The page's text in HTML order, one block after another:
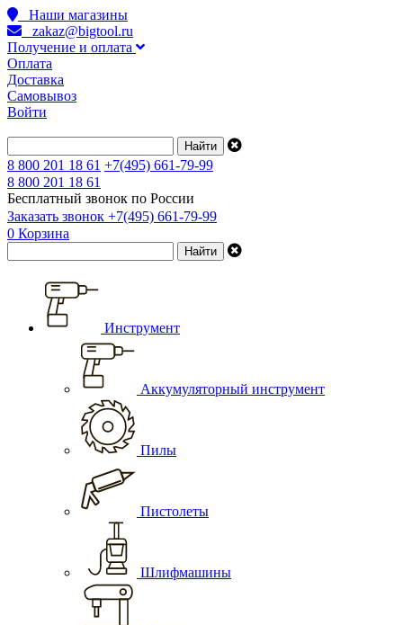
Наши магазины
zakaz@bigtool.ru
Получение и оплата
Оплата
Доставка
Самовывоз
Войти
8 800 201 18 61 +7(495) 661-79-99
8 800 201 18 61
Бесплатный звонок по России
Заказать звонок +7(495) 661-79-99
0 Корзина
Инструмент
Аккумуляторный инструмент
Пилы
Пистолеты
Шлифмашины